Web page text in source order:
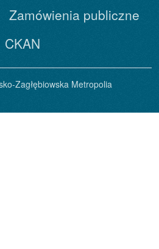
Zamówienia publiczne
CKAN
Zagłębiowska Metropolia